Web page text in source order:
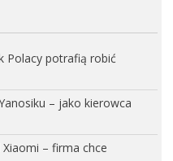
Polacy potrafią robić
– jako kierowca
– firma chce